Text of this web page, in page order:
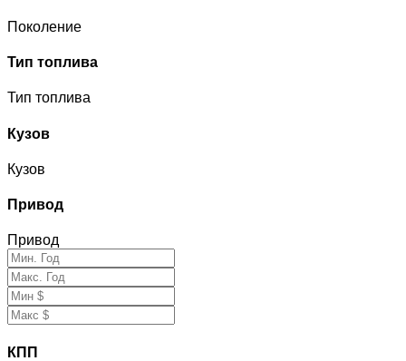
Поколение
Тип топлива
Тип топлива
Кузов
Кузов
Привод
Привод
КПП